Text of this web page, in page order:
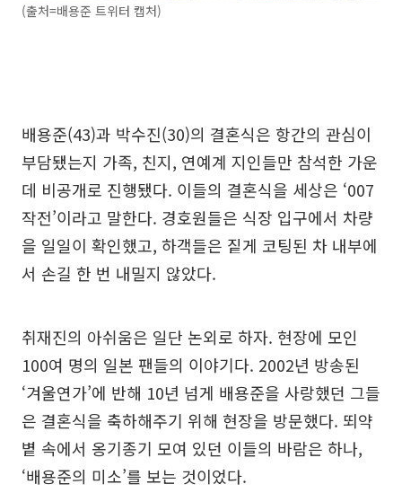
(출처=배용준 트위터 캡처)
배용준(43)과 박수진(30)의 결혼식은 항간의 관심이
부담됐는지 가족, 친지, 연예계 지인들만 참석한 가운
데 비공개로 진행됐다. 이들의 결혼식을 세상은 ‘007
작전’이라고 말한다. 경호원들은 식장 입구에서 차량
을 일일이 확인했고, 하객들은 짙게 코팅된 차 내부에
서 손길 한 번 내밀지 않았다.
취재진의 아쉬움은 일단 논외로 하자. 현장에 모인
100여 명의 일본 팬들의 이야기다. 2002년 방송된
‘겨울연가’에 반해 10년 넘게 배용준을 사랑했던 그들
은 결혼식을 축하해주기 위해 현장을 방문했다. 뙤약
볕 속에서 옹기종기 모여 있던 이들의 바람은 하나,
‘배용준의 미소’를 보는 것이었다.